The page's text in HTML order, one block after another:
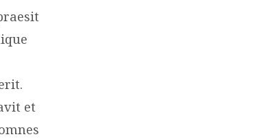
et